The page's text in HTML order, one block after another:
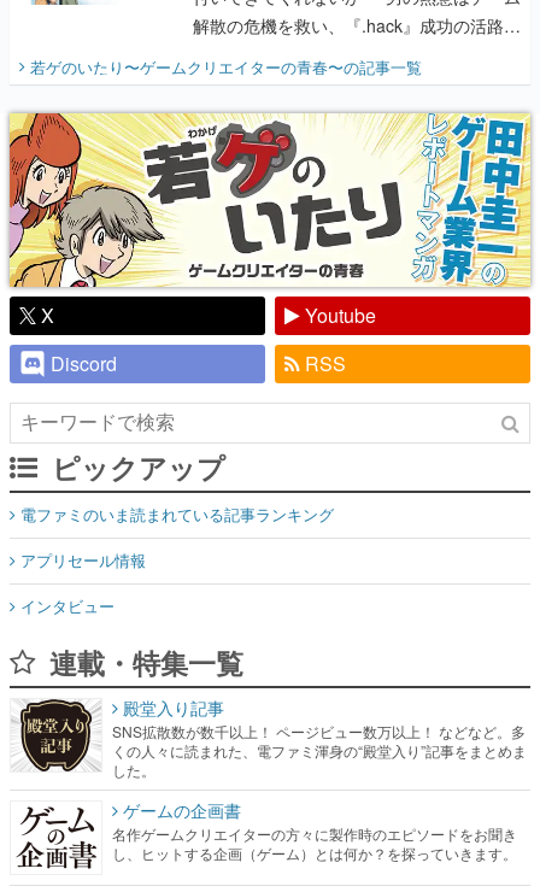
解散の危機を救い、『.hack』成功の活路を
開く。業界の快男児・松山 洋に流れる血は
『少年ジャンプ』色だった【若ゲのいた
り】
若ゲのいたり〜ゲームクリエイターの青春〜の記事一覧
X
Youtube
Discord
RSS
ピックアップ
電ファミのいま読まれている記事ランキング
アプリセール情報
インタビュー
連載・特集一覧
殿堂入り記事
SNS拡散数が数千以上！ ページビュー数万以上！ などなど。多
くの人々に読まれた、電ファミ渾身の“殿堂入り”記事をまとめま
した。
ゲームの企画書
名作ゲームクリエイターの方々に製作時のエピソードをお聞き
し、ヒットする企画（ゲーム）とは何か？を探っていきます。